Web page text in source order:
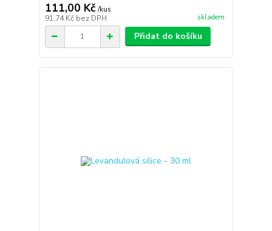
111,00 Kč /kus
91,74 Kč bez DPH skladem
Přidat do košíku